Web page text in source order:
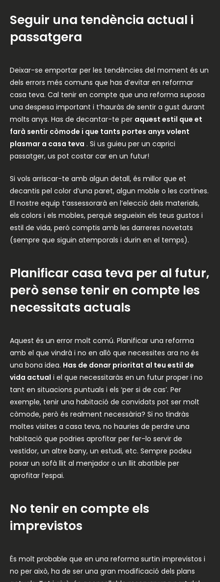
Seguir una tendència actual i
passatgera
Deixar-se emportar per les tendències del moment és un
dels errors més comuns que has d’evitar en reformar
casa teva. Cal tenir en compte que una reforma suposa
una despesa important i t’hauràs de sentir a gust durant
molts anys. Has de decantar-te per aquest estil que et
farà sentir còmode i que tants portes anys volent
plasmar a casa teva . Si us guieu per un caprici
passatger, us pot costar car en un futur!
Si vols arriscar-te amb algun detall, és millor que et
decantis pel color d’una paret, algun moble o les cortines.
El nostre equip t’assessorarà en l’elecció dels materials,
els colors i els mobles, perquè segueixin els teus gustos i
estil de vida, però comptis amb les darreres novetats
(sempre que siguin atemporals i durin en el temps).
Planificar casa teva per al futur,
però sense tenir en compte les
necessitats actuals
Aquest és un error molt comú. Planificar una reforma
amb el que vindrà i no en allò que necessites ara no és
una bona idea. Has de donar prioritat al teu estil de
vida actual i el que necessitaràs en un futur proper i no
tant en situacions puntuals i els ‘per si de cas’. Per
exemple, tenir una habitació de convidats pot ser molt
còmode, però és realment necessària? Si no tindràs
moltes visites a casa teva, no hauries de perdre una
habitació que podries aprofitar per fer-lo servir de
vestidor, un altre bany, un estudi, etc. Sempre podeu
posar un sofà llit al menjador o un llit abatible per
aprofitar l’espai.
No tenir en compte els
imprevistos
És molt probable que en una reforma surtin imprevistos i
no per això, ha de ser una gran modificació dels plans